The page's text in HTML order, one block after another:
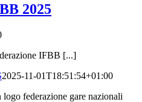
2025
IFBB [...]
2025-11-01T18:51:54+01:00